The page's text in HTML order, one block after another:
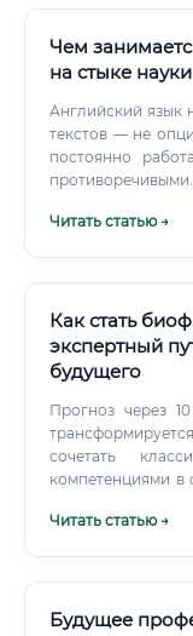
предприятиях
технолога
(температуру,
следит за
(GMP — Good
технологическим
и аналитика Без
органов
Чем
на стыке
Английский язык
текстов — не
постоянно
противоречивыми.
Читать статью →
Как стать
экспертный
будущего
Прогноз через
сочетать
компетенциями в
биологических
Читать статью →
Будущее